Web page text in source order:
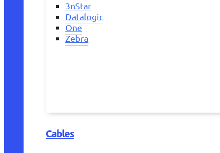
3nStar
Datalogic
One
Zebra
Cables